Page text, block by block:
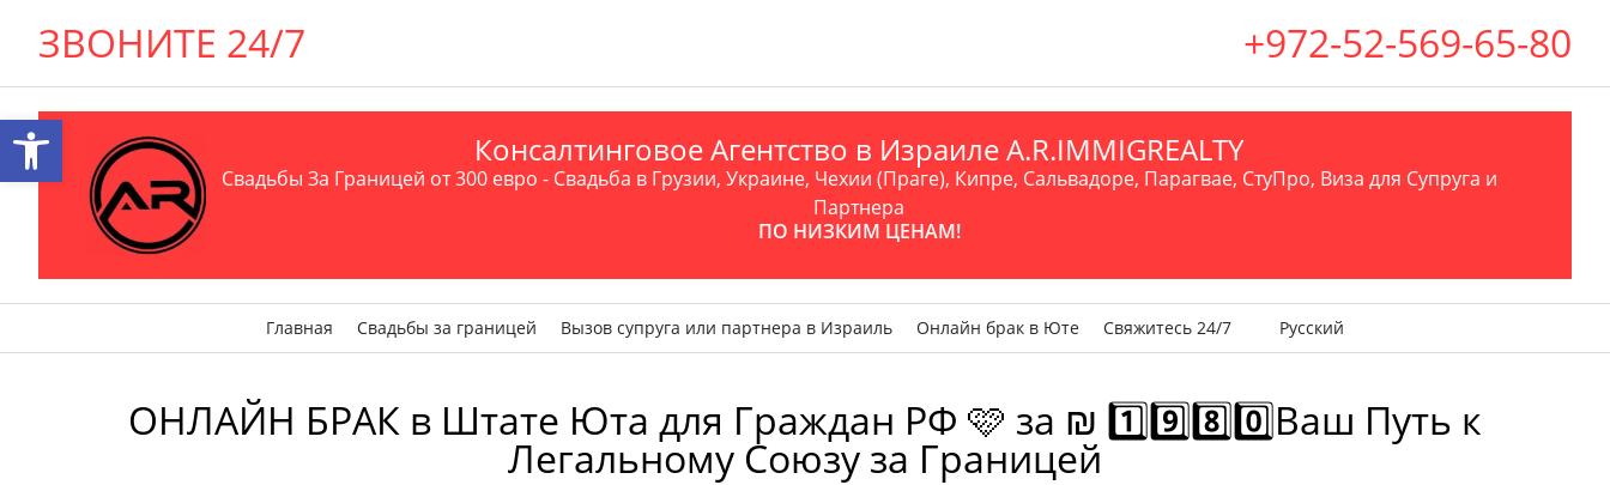
ЗВОНИТЕ 24/7 +972-52-569-65-80
Консалтинговое Агентство в Израиле A.R.IMMIGREALTY
Свадьбы За Границей от 300 евро - Свадьба в Грузии, Украине, Чехии (Праге), Кипре, Сальвадоре, Парагвае, СтуПро, Виза для Супруга и
Партнера
ПО НИЗКИМ ЦЕНАМ!
Главная Свадьбы за границей Вызов супруга или партнера в Израиль Онлайн брак в Юте Свяжитесь 24/7 Русский
ОНЛАЙН БРАК в Штате Юта для Граждан РФ 🩷 за ₪ 1️⃣9️⃣8️⃣0️⃣Ваш Путь к
Легальному Союзу за Границей
Открыть панель инструментов